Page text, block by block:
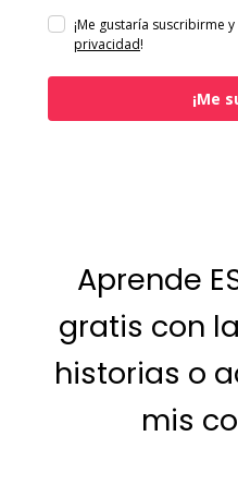
¡Me gustaría suscribirme
privacidad!
¡Me
Aprende
gratis con
historias o
mis